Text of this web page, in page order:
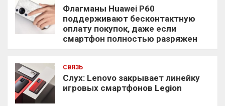
Флагманы Huawei P60
поддерживают бесконтактную
оплату покупок, даже если
смартфон полностью разряжен
СВЯЗЬ
Слух: Lenovo закрывает линейку
игровых смартфонов Legion